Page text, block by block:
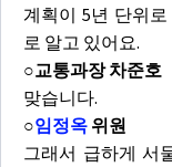
계획이 5년 단위
로 알고 있어요.
○교통과장 차준호
맞습니다.
○임정옥 위원
그래서 급하게 서